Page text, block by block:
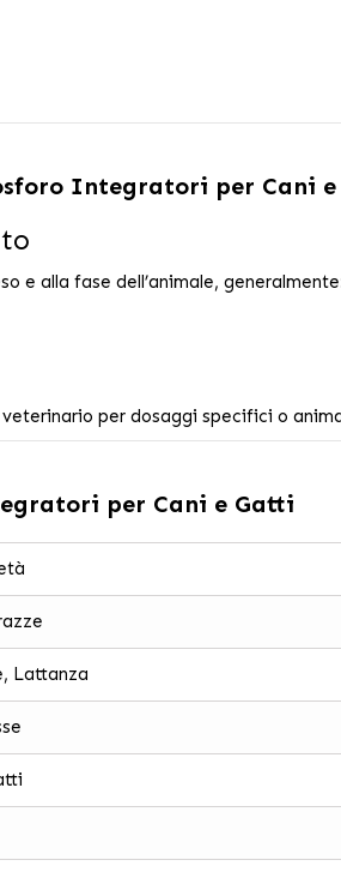
Integratori per Cani
e alla fase dell’animale,
per dosaggi specifici o
per Cani e Gatti
Lattanza